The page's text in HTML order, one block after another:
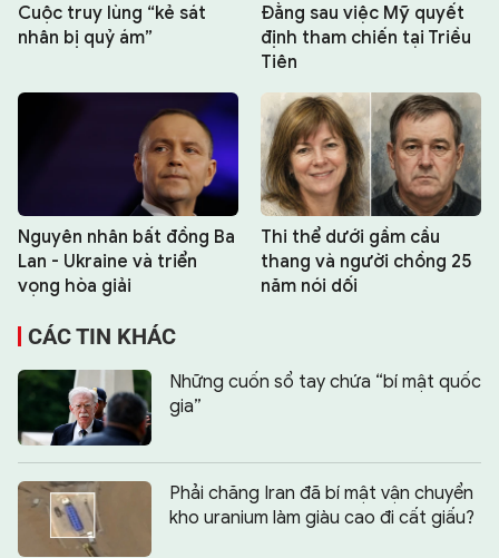
Cuộc truy lùng “kẻ sát
nhân bị quỷ ám”
Đằng sau việc Mỹ quyết
định tham chiến tại Triều
Tiên
Nguyên nhân bất đồng Ba
Lan - Ukraine và triển
vọng hòa giải
Thi thể dưới gầm cầu
thang và người chồng 25
năm nói dối
CÁC TIN KHÁC
Những cuốn sổ tay chứa “bí mật quốc
gia”
Phải chăng Iran đã bí mật vận chuyển
kho uranium làm giàu cao đi cất giấu?